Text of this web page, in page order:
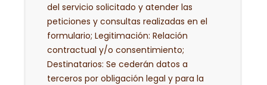
del servicio solicitado y atender las
peticiones y consultas realizadas en el
formulario; Legitimación: Relación
contractual y/o consentimiento;
Destinatarios: Se cederán datos a
terceros por obligación legal y para la